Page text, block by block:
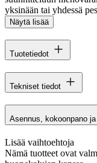
yksinään tai yhdessä
Näytä lisää
Tuotetiedot
Tekniset tiedot
Asennus, kokoonpano
Lisää vaihtoehtoja
Nämä tuotteet ovat